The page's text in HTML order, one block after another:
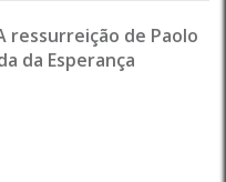
ressurreição de Paolo
da Esperança